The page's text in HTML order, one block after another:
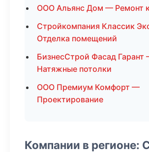
ООО Альянс Дом — Ремонт
Стройкомпания Классик
Отделка помещений
БизнесСтрой Фасад Гарант
Натяжные потолки
ООО Премиум Комфорт —
Проектирование
Компании в регионе: